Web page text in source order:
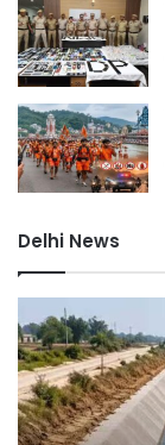
Delhi News
में
बारिश
ने
तोड़ा
15